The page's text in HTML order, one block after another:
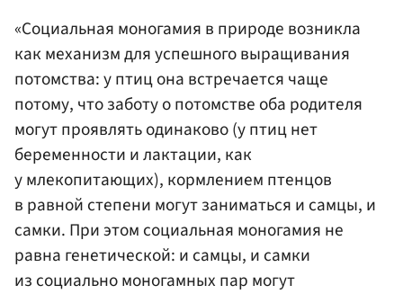
«Социальная моногамия в природе возникла
как механизм для успешного выращивания
потомства: у птиц она встречается чаще
потому, что заботу о потомстве оба родителя
могут проявлять одинаково (у птиц нет
беременности и лактации, как
у млекопитающих), кормлением птенцов
в равной степени могут заниматься и самцы, и
самки. При этом социальная моногамия не
равна генетической: и самцы, и самки
из социально моногамных пар могут